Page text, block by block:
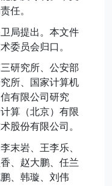
任。
局提出。本文件
委员会归口。
研究所、公安部
所、国家计算机
有限公司研究
算（北京）有限
股份有限公司。
末岩、王李乐、
、赵大鹏、任兰
、韩璇、刘伟